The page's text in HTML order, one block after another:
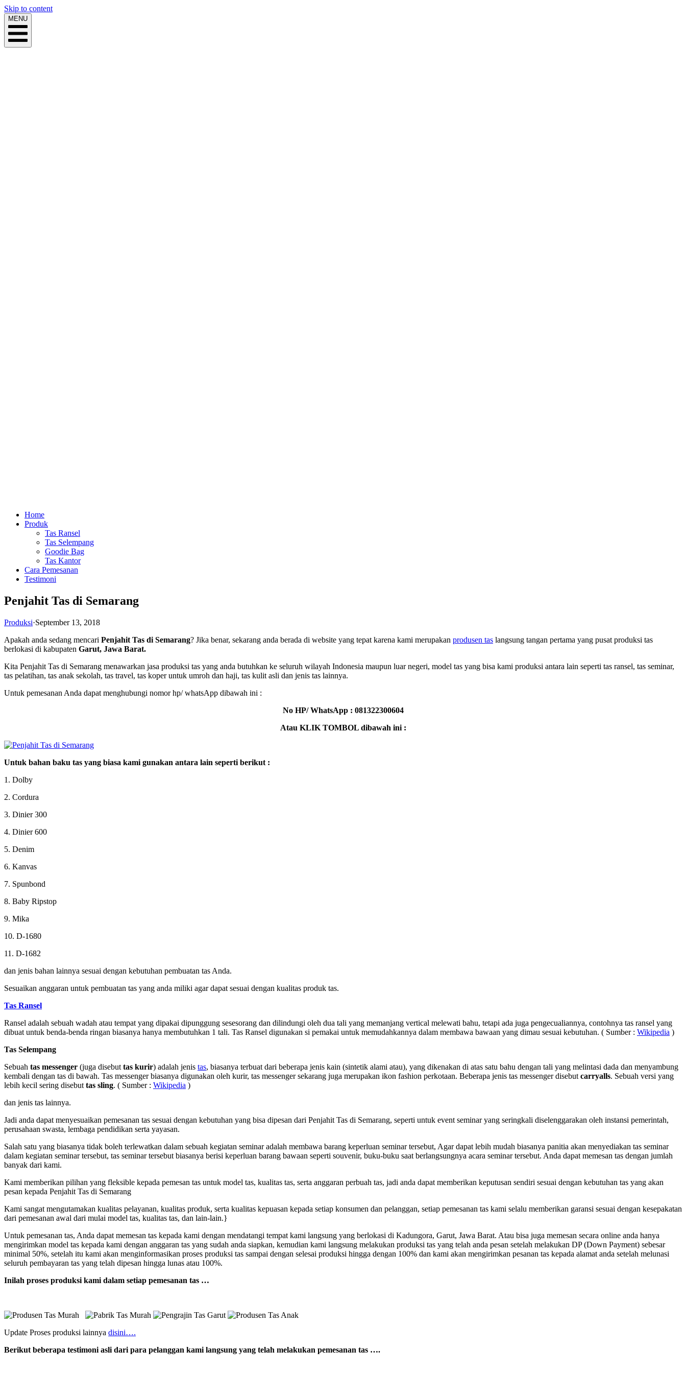
Skip to content
MENU
Home
Produk
Tas Ransel
Tas Selempang
Goodie Bag
Tas Kantor
Cara Pemesanan
Testimoni
Penjahit Tas di Semarang
Produksi·September 13, 2018
Apakah anda sedang mencari Penjahit Tas di Semarang? Jika benar, sekarang anda berada di website yang tepat karena kami merupakan produsen tas langsung tangan pertama yang pusat produksi tas
berlokasi di kabupaten Garut, Jawa Barat.
Kita Penjahit Tas di Semarang menawarkan jasa produksi tas yang anda butuhkan ke seluruh wilayah Indonesia maupun luar negeri, model tas yang bisa kami produksi antara lain seperti tas ransel, tas seminar,
tas pelatihan, tas anak sekolah, tas travel, tas koper untuk umroh dan haji, tas kulit asli dan jenis tas lainnya.
Untuk pemesanan Anda dapat menghubungi nomor hp/ whatsApp dibawah ini :
No HP/ WhatsApp : 081322300604
Atau KLIK TOMBOL dibawah ini :
Untuk bahan baku tas yang biasa kami gunakan antara lain seperti berikut :
1. Dolby
2. Cordura
3. Dinier 300
4. Dinier 600
5. Denim
6. Kanvas
7. Spunbond
8. Baby Ripstop
9. Mika
10. D-1680
11. D-1682
dan jenis bahan lainnya sesuai dengan kebutuhan pembuatan tas Anda.
Sesuaikan anggaran untuk pembuatan tas yang anda miliki agar dapat sesuai dengan kualitas produk tas.
Tas Ransel
Ransel adalah sebuah wadah atau tempat yang dipakai dipunggung sesesorang dan dilindungi oleh dua tali yang memanjang vertical melewati bahu, tetapi ada juga pengecualiannya, contohnya tas ransel yang
dibuat untuk benda-benda ringan biasanya hanya membutuhkan 1 tali. Tas Ransel digunakan si pemakai untuk memudahkannya dalam membawa bawaan yang dimau sesuai kebutuhan. ( Sumber : Wikipedia )
Tas Selempang
Sebuah tas messenger (juga disebut tas kurir) adalah jenis tas, biasanya terbuat dari beberapa jenis kain (sintetik alami atau), yang dikenakan di atas satu bahu dengan tali yang melintasi dada dan menyambung
kembali dengan tas di bawah. Tas messenger biasanya digunakan oleh kurir, tas messenger sekarang juga merupakan ikon fashion perkotaan. Beberapa jenis tas messenger disebut carryalls. Sebuah versi yang
lebih kecil sering disebut tas sling. ( Sumber : Wikipedia )
dan jenis tas lainnya.
Jadi anda dapat menyesuaikan pemesanan tas sesuai dengan kebutuhan yang bisa dipesan dari Penjahit Tas di Semarang, seperti untuk event seminar yang seringkali diselenggarakan oleh instansi pemerintah,
perusahaan swasta, lembaga pendidikan serta yayasan.
Salah satu yang biasanya tidak boleh terlewatkan dalam sebuah kegiatan seminar adalah membawa barang keperluan seminar tersebut, Agar dapat lebih mudah biasanya panitia akan menyediakan tas seminar
dalam kegiatan seminar tersebut, tas seminar tersebut biasanya berisi keperluan barang bawaan seperti souvenir, buku-buku saat berlangsungnya acara seminar tersebut. Anda dapat memesan tas dengan jumlah
banyak dari kami.
Kami memberikan pilihan yang fleksible kepada pemesan tas untuk model tas, kualitas tas, serta anggaran perbuah tas, jadi anda dapat memberikan keputusan sendiri sesuai dengan kebutuhan tas yang akan
pesan kepada Penjahit Tas di Semarang
Kami sangat mengutamakan kualitas pelayanan, kualitas produk, serta kualitas kepuasan kepada setiap konsumen dan pelanggan, setiap pemesanan tas kami selalu memberikan garansi sesuai dengan kesepakatan
dari pemesanan awal dari mulai model tas, kualitas tas, dan lain-lain.}
Untuk pemesanan tas, Anda dapat memesan tas kepada kami dengan mendatangi tempat kami langsung yang berlokasi di Kadungora, Garut, Jawa Barat. Atau bisa juga memesan secara online anda hanya
mengirimkan model tas kepada kami dengan anggaran tas yang sudah anda siapkan, kemudian kami langsung melakukan produksi tas yang telah anda pesan setelah melakukan DP (Down Payment) sebesar
minimal 50%, setelah itu kami akan menginformasikan proses produksi tas sampai dengan selesai produksi hingga dengan 100% dan kami akan mengirimkan pesanan tas kepada alamat anda setelah melunasi
seluruh pembayaran tas yang telah dipesan hingga lunas atau 100%.
Inilah proses produksi kami dalam setiap pemesanan tas …
Update Proses produksi lainnya disini….
Berikut beberapa testimoni asli dari para pelanggan kami langsung yang telah melakukan pemesanan tas ….